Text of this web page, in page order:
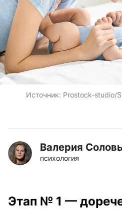
Источник: Prostock-studio/
Валерия
психология
Этап № 1 —